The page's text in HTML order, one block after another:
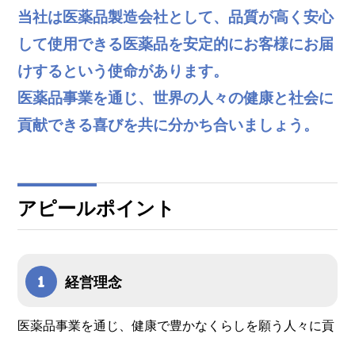
当社は医薬品製造会社として、品質が高く安心
して使用できる医薬品を安定的にお客様にお届
けするという使命があります。
医薬品事業を通じ、世界の人々の健康と社会に
貢献できる喜びを共に分かち合いましょう。
アピールポイント
経営理念
医薬品事業を通じ、健康で豊かなくらしを願う人々に貢